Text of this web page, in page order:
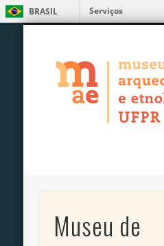
BRASIL
Serviços
Museu de